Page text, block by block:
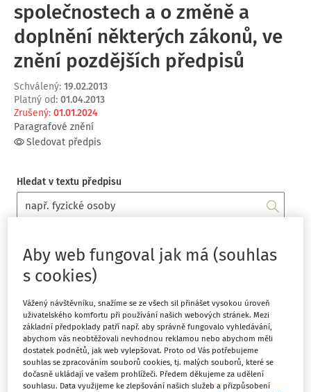
společnostech a o změně a
doplnění některých zákonů, ve
znění pozdějších předpisů
Schválený: 19.02.2013
Platný od: 01.04.2013
Zrušený: 01.01.2024
Paragrafové znění
Sledovat předpis
Hledat v textu předpisu
Osnova předpisu
ČÁST PRVNÍ ZMĚNA PRÁVNÍ FORMY OBČANSKÉHO
- §5)
ČÁST DRUHÁ Změna zákona o obecně prospěšných
společnostech (§6 - §6)
ČÁST TŘETÍ ÚČINNOST (§7 - §7)
Aby web fungoval jak má (souhlas
s cookies)
Vážený návštěvníku, snažíme se ze všech sil přinášet vysokou úroveň
uživatelského komfortu při používání našich webových stránek. Mezi
základní předpoklady patří např. aby správně fungovalo vyhledávání,
abychom vás neobtěžovali nevhodnou reklamou nebo abychom měli
dostatek podnětů, jak web vylepšovat. Proto od Vás potřebujeme
souhlas se zpracováním souborů cookies, tj. malých souborů, které se
dočasně ukládají ve vašem prohlížeči. Předem děkujeme za udělení
souhlasu. Data využijeme ke zlepšování našich služeb a přizpůsobení